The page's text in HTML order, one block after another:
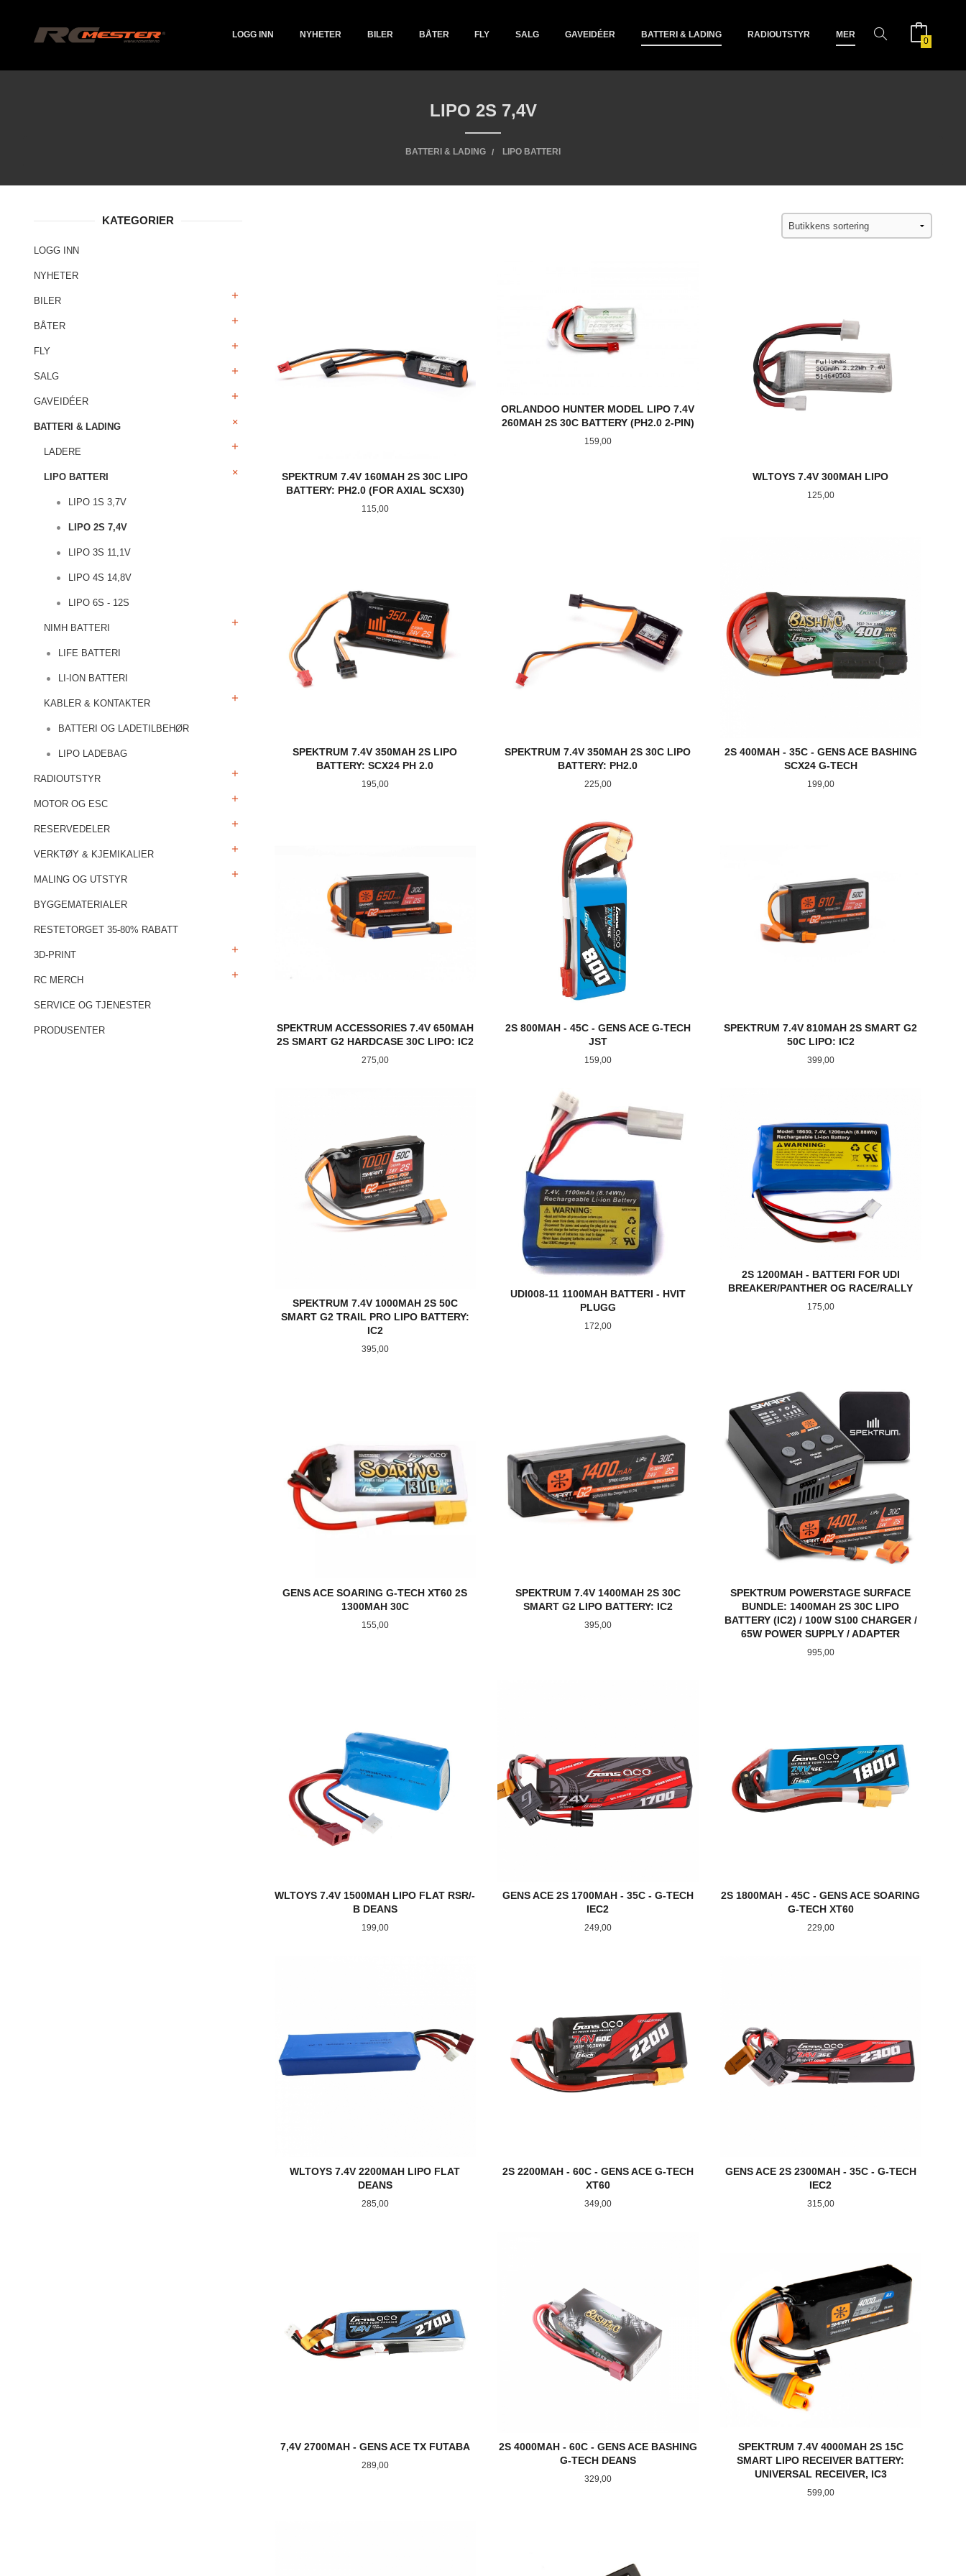
LOGG INN NYHETER BILER BÅTER FLY SALG GAVEIDÉER BATTERI & LADING RADIOUTSTYR MER
0
LIPO 2S 7,4V
BATTERI & LADING LIPO BATTERI
SPEKTRUM 7.4V 160MAH 2S 30C LIPO
BATTERY: PH2.0 (FOR AXIAL SCX30)
Pris
115,00
ORLANDOO HUNTER MODEL LIPO 7.4V
260MAH 2S 30C BATTERY (PH2.0 2-PIN)
Pris
159,00
WLTOYS 7.4V 300MAH LIPO
Pris
125,00
SPEKTRUM 7.4V 350MAH 2S LIPO
BATTERY: SCX24 PH 2.0
Pris
195,00
SPEKTRUM 7.4V 350MAH 2S 30C LIPO
BATTERY: PH2.0
Pris
225,00
2S 400MAH - 35C - GENS ACE BASHING
SCX24 G-TECH
Pris
199,00
SPEKTRUM ACCESSORIES 7.4V 650MAH
2S SMART G2 HARDCASE 30C LIPO: IC2
Pris
275,00
2S 800MAH - 45C - GENS ACE G-TECH
JST
Pris
159,00
SPEKTRUM 7.4V 810MAH 2S SMART G2
50C LIPO: IC2
Pris
399,00
SPEKTRUM 7.4V 1000MAH 2S 50C
SMART G2 TRAIL PRO LIPO BATTERY:
IC2
Pris
395,00
UDI008-11 1100MAH BATTERI - HVIT
PLUGG
Pris
172,00
2S 1200MAH - BATTERI FOR UDI
BREAKER/PANTHER OG RACE/RALLY
Pris
175,00
GENS ACE SOARING G-TECH XT60 2S
1300MAH 30C
Pris
155,00
SPEKTRUM 7.4V 1400MAH 2S 30C
SMART G2 LIPO BATTERY: IC2
Pris
395,00
SPEKTRUM POWERSTAGE SURFACE
BUNDLE: 1400MAH 2S 30C LIPO
BATTERY (IC2) / 100W S100 CHARGER /
65W POWER SUPPLY / ADAPTER
Pris
995,00
WLTOYS 7.4V 1500MAH LIPO FLAT RSR/-
B DEANS
Pris
199,00
GENS ACE 2S 1700MAH - 35C - G-TECH
IEC2
Pris
249,00
2S 1800MAH - 45C - GENS ACE SOARING
G-TECH XT60
Pris
229,00
WLTOYS 7.4V 2200MAH LIPO FLAT
DEANS
Pris
285,00
2S 2200MAH - 60C - GENS ACE G-TECH
XT60
Pris
349,00
GENS ACE 2S 2300MAH - 35C - G-TECH
IEC2
Pris
315,00
7,4V 2700MAH - GENS ACE TX FUTABA
Pris
289,00
2S 4000MAH - 60C - GENS ACE BASHING
G-TECH DEANS
Pris
329,00
SPEKTRUM 7.4V 4000MAH 2S 15C
SMART LIPO RECEIVER BATTERY:
UNIVERSAL RECEIVER, IC3
Pris
599,00
KATEGORIER
LOGG INN
NYHETER
BILER
BÅTER
FLY
SALG
GAVEIDÉER
BATTERI & LADING
LADERE
LIPO BATTERI
LIPO 1S 3,7V
LIPO 2S 7,4V
LIPO 3S 11,1V
LIPO 4S 14,8V
LIPO 6S - 12S
NIMH BATTERI
LIFE BATTERI
LI-ION BATTERI
KABLER & KONTAKTER
BATTERI OG LADETILBEHØR
LIPO LADEBAG
RADIOUTSTYR
MOTOR OG ESC
RESERVEDELER
VERKTØY & KJEMIKALIER
MALING OG UTSTYR
BYGGEMATERIALER
RESTETORGET 35-80% RABATT
3D-PRINT
RC MERCH
SERVICE OG TJENESTER
PRODUSENTER